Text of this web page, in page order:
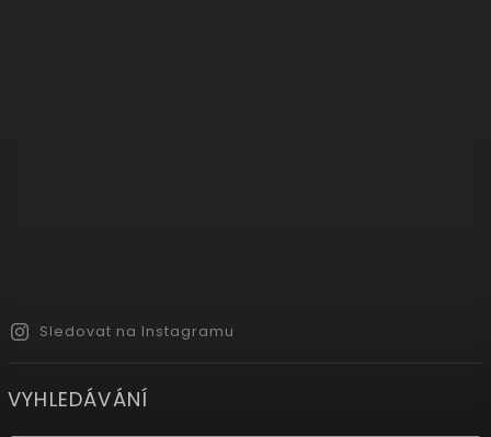
Sledovat na Instagramu
VYHLEDÁVÁNÍ